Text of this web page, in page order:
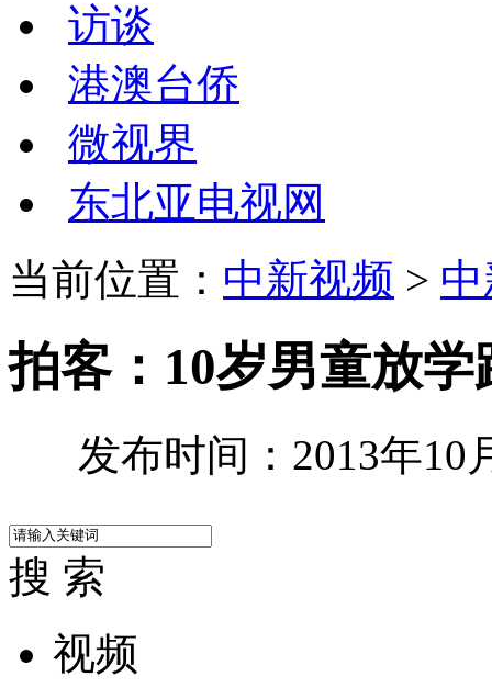
访谈
港澳台侨
微视界
东北亚电视网
当前位置： 中新视频 >
拍客：10岁男童放
发布时间：2013年10
搜 索
视频